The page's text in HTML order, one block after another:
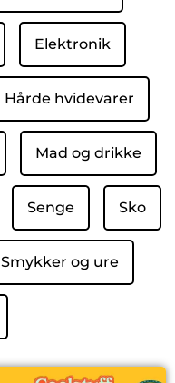
Elektronik
Hårde hvidevarer
Mad og drikke
Senge Sko
Smykker og ure